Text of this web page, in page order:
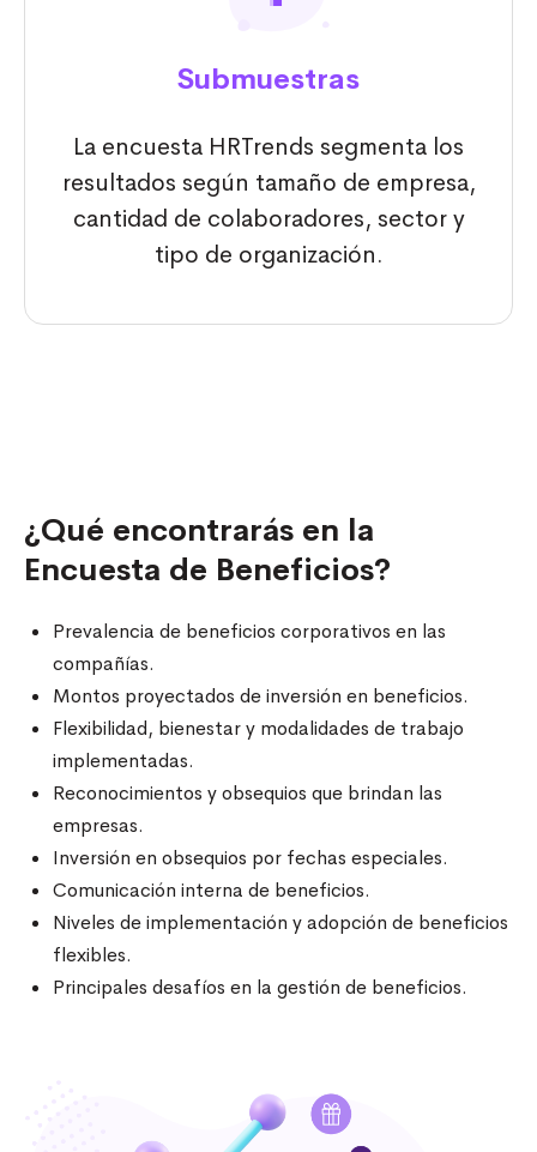
Submuestras
La encuesta HRTrends segmenta los
resultados según tamaño de empresa,
cantidad de colaboradores, sector y
tipo de organización.
¿Qué encontrarás en la
Encuesta de Beneficios?
Prevalencia de beneficios corporativos en las
compañías.
Montos proyectados de inversión en beneficios.
Flexibilidad, bienestar y modalidades de trabajo
implementadas.
Reconocimientos y obsequios que brindan las
empresas.
Inversión en obsequios por fechas especiales.
Comunicación interna de beneficios.
Niveles de implementación y adopción de beneficios
flexibles.
Principales desafíos en la gestión de beneficios.